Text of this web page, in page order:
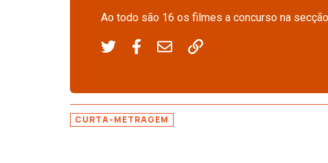
Ao todo são 16 os filmes a concurso na
CURTA-METRAGEM